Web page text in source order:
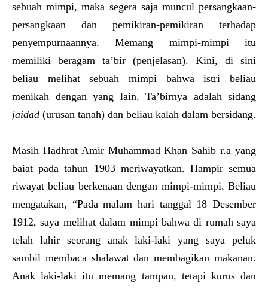
sebuah mimpi, maka segera saja muncul persangkaan-
persangkaan dan pemikiran-pemikiran terhadap
penyempurnaannya. Memang mimpi-mimpi itu
memiliki beragam ta’bir (penjelasan). Kini, di sini
beliau melihat sebuah mimpi bahwa istri beliau
menikah dengan yang lain. Ta’birnya adalah sidang
jaidad (urusan tanah) dan beliau kalah dalam bersidang.
Masih Hadhrat Amir Muhammad Khan Sahib r.a yang
baiat pada tahun 1903 meriwayatkan. Hampir semua
riwayat beliau berkenaan dengan mimpi-mimpi. Beliau
mengatakan, “Pada malam hari tanggal 18 Desember
1912, saya melihat dalam mimpi bahwa di rumah saya
telah lahir seorang anak laki-laki yang saya peluk
sambil membaca shalawat dan membagikan makanan.
Anak laki-laki itu memang tampan, tetapi kurus dan